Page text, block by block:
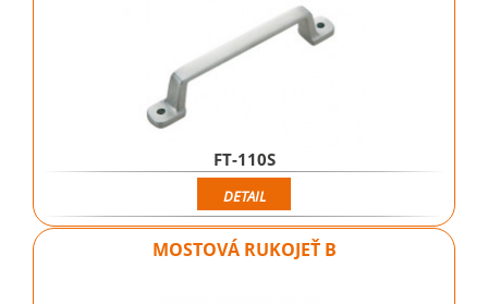
FT-110S
DETAIL
MOSTOVÁ RUKOJEŤ B